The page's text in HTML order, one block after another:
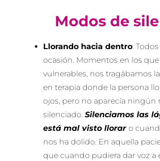
Modos de
Llorando hacia dentro:
ocasión. Momentos en los
vulnerables, nos tragábamos
en terapia donde la persona
ojos, pero no aparecía
silenciado. Silenciamos las
está mal visto llorar o
nos ha dolido. En aquella
que cuando pudiera dar voz a